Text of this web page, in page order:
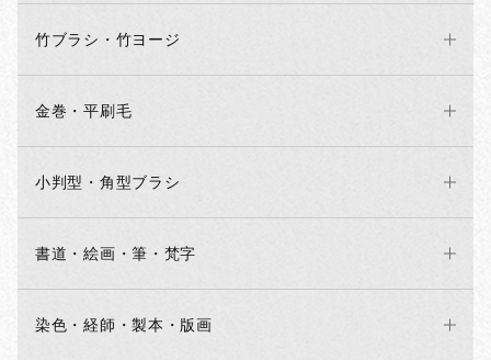
竹ブラシ・竹ヨージ
金巻・平刷毛
小判型・角型ブラシ
書道・絵画・筆・梵字
染色・経師・製本・版画